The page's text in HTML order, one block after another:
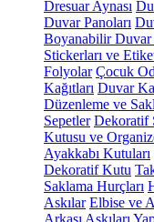
Dresuar Aynası
Duvar Panoları
Boyanabilir Duvar
Stickerları ve
Folyolar Çocuk
Kağıtları Duvar
Düzenleme ve
Sepetler Dekoratif
Kutusu ve
Ayakkabı Kutuları
Dekoratif Kutu
Saklama Hurçları
Askılar Elbise ve
Arkası Askıları